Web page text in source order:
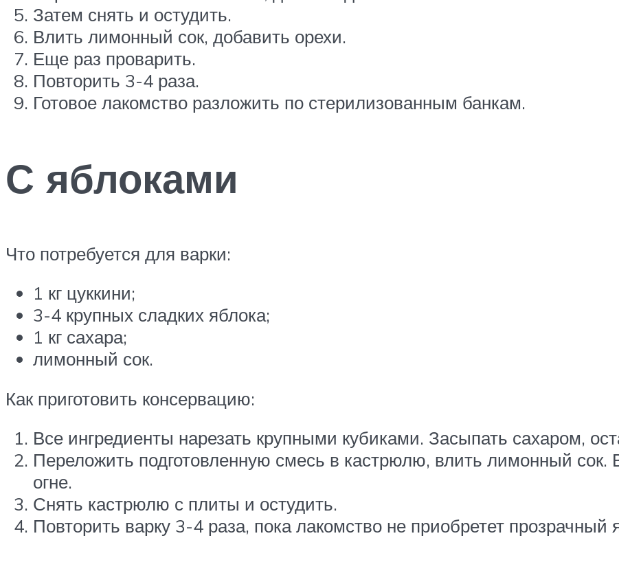
Затем снять и остудить.
Влить лимонный сок, добавить орехи.
Еще раз проварить.
Повторить 3-4 раза.
Готовое лакомство разложить по стерилизованным банкам.
С яблоками
Что потребуется для варки:
1 кг цуккини;
3-4 крупных сладких яблока;
1 кг сахара;
лимонный сок.
Как приготовить консервацию:
Все ингредиенты нарезать крупными кубиками. Засыпать сахаром,
Переложить подготовленную смесь в кастрюлю, влить лимонный сок.
огне.
Снять кастрюлю с плиты и остудить.
Повторить варку 3-4 раза, пока лакомство не приобретет прозрачный